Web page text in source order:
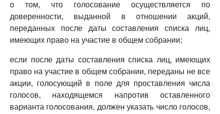
о том, что голосование осуществляется по
доверенности, выданной в отношении акций,
переданных после даты составления списка лиц,
имеющих право на участие в общем собрании;
если после даты составления списка лиц, имеющих
право на участие в общем собрании, переданы не все
акции, голосующий в поле для проставления числа
голосов, находящемся напротив оставленного
варианта голосования, должен указать число голосов,